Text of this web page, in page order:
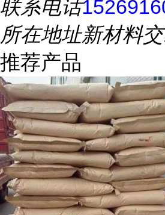
联系电话
所在地址新材料
推荐产品